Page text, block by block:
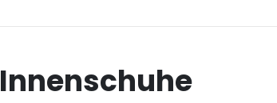
Innenschuhe